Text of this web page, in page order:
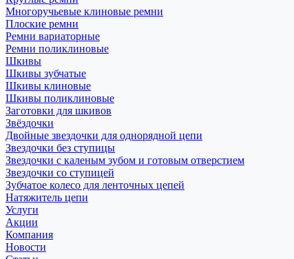
Многоручьевые клиновые ремни
Плоские ремни
Ремни вариаторные
Ремни поликлиновые
Шкивы
Шкивы зубчатые
Шкивы клиновые
Шкивы поликлиновые
Заготовки для шкивов
Звёздочки
Двойные звездочки для однорядной цепи
Звездочки без ступицы
Звездочки с каленым зубом и готовым отверстием
Звездочки со ступицей
Зубчатое колесо для ленточных цепей
Натяжитель цепи
Услуги
Акции
Компания
Новости